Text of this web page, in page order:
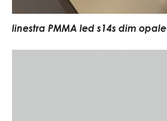
linestra PMMA led s14s dim opale